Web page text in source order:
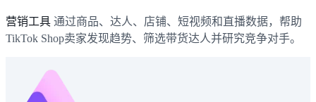
营销工具 通过商品、达人、店铺、短视频和直播数据，帮助
TikTok Shop卖家发现趋势、筛选带货达人并研究竞争对手。